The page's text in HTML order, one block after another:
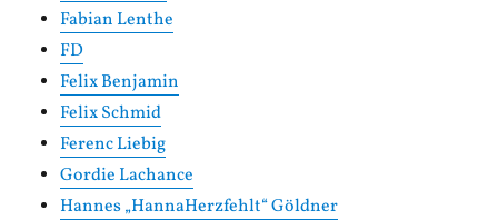
Fabian Lenthe
FD
Felix Benjamin
Felix Schmid
Ferenc Liebig
Gordie Lachance
Hannes „HannaHerzfehlt“ Göldner